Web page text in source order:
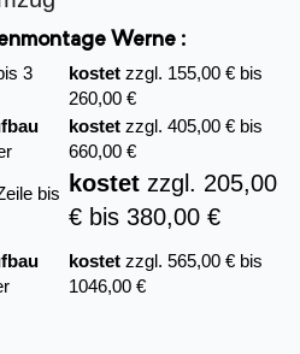
Werne :
3
kostet zzgl. 155,00 € bis
260,00 €
kostet zzgl. 405,00 € bis
660,00 €
bis
kostet zzgl. 205,00
€ bis 380,00 €
kostet zzgl. 565,00 € bis
1046,00 €